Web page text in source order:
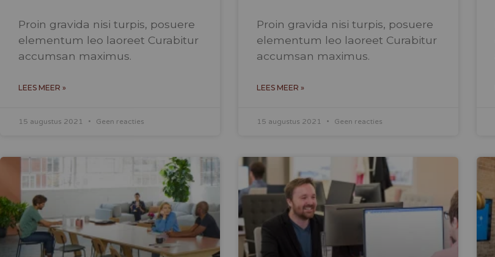
Proin gravida nisi turpis, posuere
elementum leo laoreet Curabitur
accumsan maximus.
LEES MEER »
15 augustus 2021 Geen reacties
Proin gravida nisi turpis, posuere
elementum leo laoreet Curabitur
accumsan maximus.
LEES MEER »
15 augustus 2021 Geen reacties